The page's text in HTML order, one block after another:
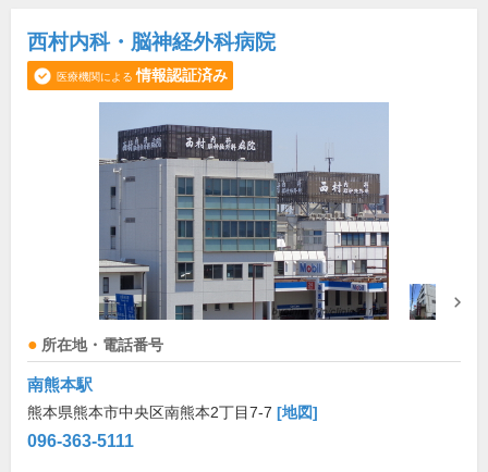
西村内科・脳神経外科病院
医療機関による 情報認証済み
所在地・電話番号
南熊本駅
熊本県熊本市中央区南熊本2丁目7-7 [地図]
096-363-5111